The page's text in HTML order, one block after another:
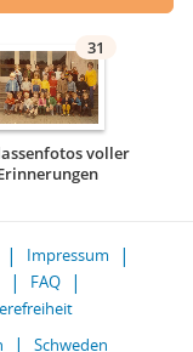
31
voller
Impressum
FAQ
Schweden